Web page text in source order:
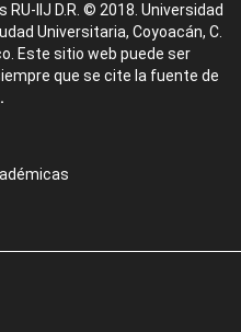
IIJ D.R. © 2018. Universidad
Universitaria, Coyoacán, C.
Este sitio web puede ser
que se cite la fuente de